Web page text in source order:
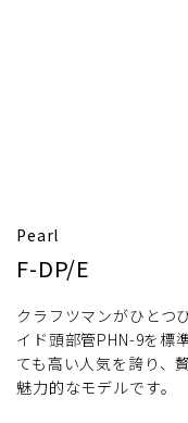
Pearl
F-DP/E
クラフツマンがひとつ
イド頭部管PHN-9を標
ても高い人気を誇り、
魅力的なモデルです。